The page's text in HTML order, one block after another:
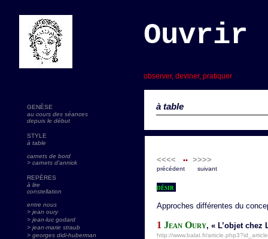
à table
observer, deviner, pratiquer
GENÈSE
au cours des séances
depuis le début
STYLE
à table
carnets de bord
> carnets d'annick
REPÈRES
à lire
constellation
entre nous
> jean oury
> jean-luc godard
> jean-marie straub
> georges didi-huberman
<<<< •• >>>>
précédent suivant
désir
Approches différentes du
1 Jean Oury, « L’objet chez
http://www.balat.fr/
Ouvrir